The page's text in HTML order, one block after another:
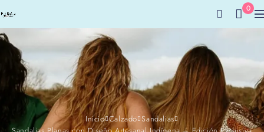
0
Inicio Calzado Sandalias